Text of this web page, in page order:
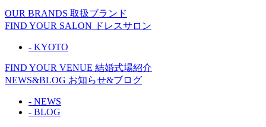
OUR BRANDS 取扱ブランド
FIND YOUR SALON ドレスサロン
- KYOTO
FIND YOUR VENUE 結婚式場紹介
NEWS&BLOG お知らせ&ブログ
- NEWS
- BLOG